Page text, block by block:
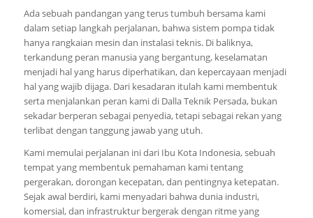
Ada sebuah pandangan yang terus tumbuh bersama kami
dalam setiap langkah perjalanan, bahwa sistem pompa tidak
hanya rangkaian mesin dan instalasi teknis. Di baliknya,
terkandung peran manusia yang bergantung, keselamatan
menjadi hal yang harus diperhatikan, dan kepercayaan menjadi
hal yang wajib dijaga. Dari kesadaran itulah kami membentuk
serta menjalankan peran kami di Dalla Teknik Persada, bukan
sekadar berperan sebagai penyedia, tetapi sebagai rekan yang
terlibat dengan tanggung jawab yang utuh.
Kami memulai perjalanan ini dari Ibu Kota Indonesia, sebuah
tempat yang membentuk pemahaman kami tentang
pergerakan, dorongan kecepatan, dan pentingnya ketepatan.
Sejak awal berdiri, kami menyadari bahwa dunia industri,
komersial, dan infrastruktur bergerak dengan ritme yang